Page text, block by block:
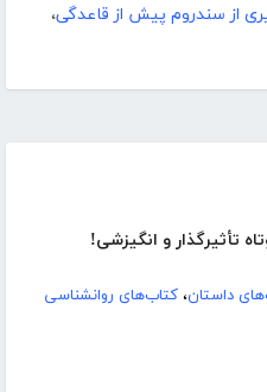
تأثیرگذار و انگیزشی!
داستان، کتاب‌های روانشناسی
از سندروم پیش از قاعدگی،